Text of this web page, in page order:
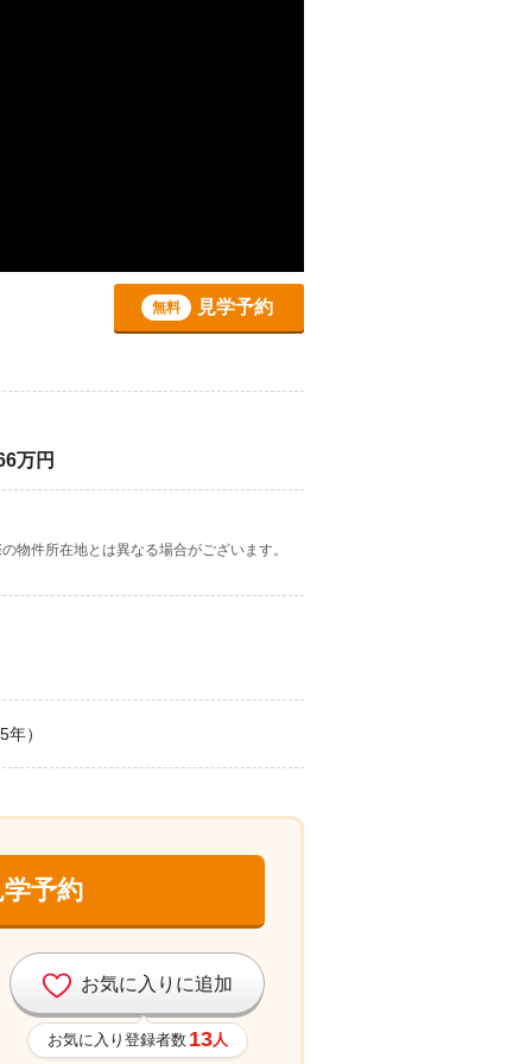
無料 見学予約
万円
物件所在地とは異なる場合がございます。
）
学予約
お気に入りに追加
お気に入り登録者数 13人